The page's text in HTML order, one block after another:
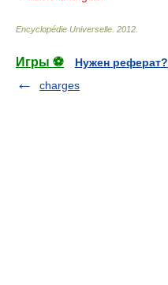
Encyclopédie Universelle 2012
Игры ⚽
Нужен реферат?
charges